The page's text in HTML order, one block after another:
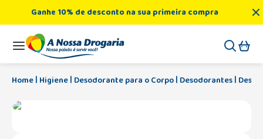
Ganhe 10% de desconto na sua primeira compra
Higiene Desodorante para o Corpo Desodorantes